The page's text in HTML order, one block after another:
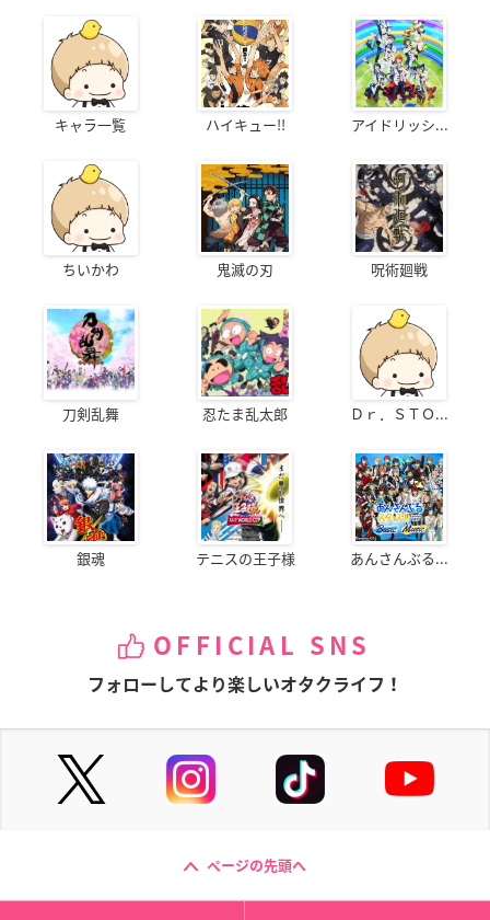
キャラ一覧 ハイキュー!! アイドリッシ...
ちいかわ 鬼滅の刃 呪術廻戦
刀剣乱舞 忍たま乱太郎 Ｄｒ．ＳＴＯ...
銀魂 テニスの王子様 あんさんぶる...
OFFICIAL SNS
フォローしてより楽しいオタクライフ！
ページの先頭へ